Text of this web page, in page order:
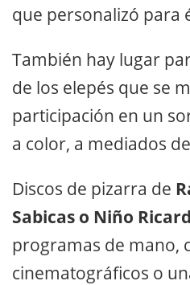
que personalizó para
También hay lugar
de los elepés que se
participación en un
a color, a mediados
Discos de pizarra de
Sabicas o Niño
programas de mano,
cinematográficos o